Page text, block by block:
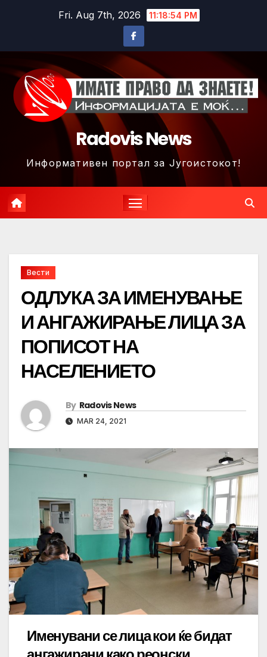
Fri. Aug 7th, 2026 11:18:57 PM
Radovis News
Информативен портал за Југоистокот!
Вести
ОДЛУКА ЗА ИМЕНУВАЊЕ
И АНГАЖИРАЊЕ ЛИЦА ЗА
ПОПИСОТ НА
НАСЕЛЕНИЕТО
By Radovis News
MAR 24, 2021
Именувани се лица кои ќе бидат